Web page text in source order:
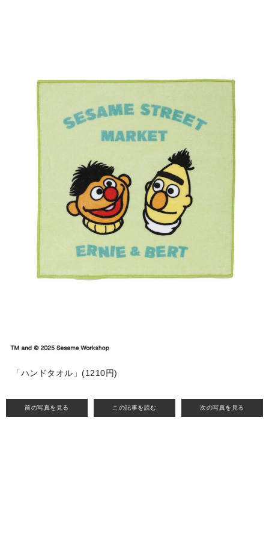
前の写真を見る この記事を読む 次の写真を見る
「ハンドタオル」(1210円)